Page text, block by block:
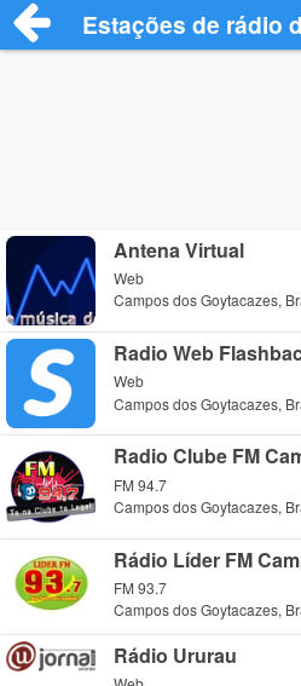
Estações de rádio
Antena Virtual
Web
Campos dos Goytacazes,
Radio Web
Web
Campos dos Goytacazes,
Radio Clube FM
FM 94.7
Campos dos Goytacazes,
Rádio Líder FM
FM 93.7
Campos dos Goytacazes,
Rádio Ururau